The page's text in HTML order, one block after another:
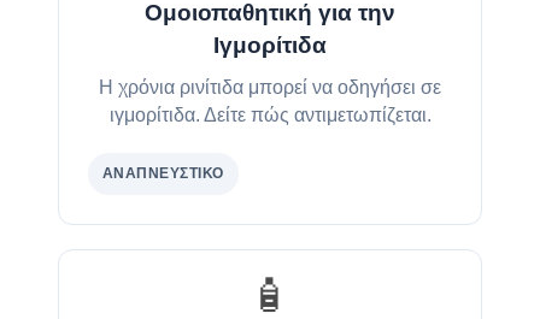
Ομοιοπαθητική για την
Ιγμορίτιδα
Η χρόνια ρινίτιδα μπορεί να οδηγήσει σε
ιγμορίτιδα. Δείτε πώς αντιμετωπίζεται.
ΑΝΑΠΝΕΥΣΤΙΚΌ
🧴